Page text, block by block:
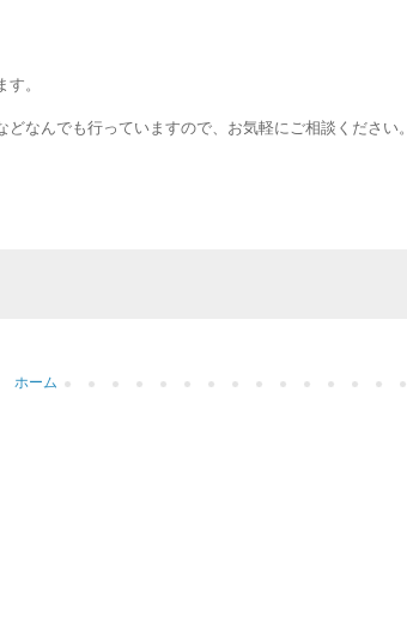
。
なんでも行っていますので、お気軽にご相談ください。
ホーム